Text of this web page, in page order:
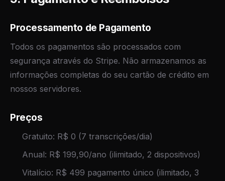
Processamento de Pagamento
Todos os pagamentos são processados com
segurança através do Stripe. Não armazenamos as
informações completas do seu cartão de crédito em
nossos servidores.
Preços
Gratuito: R$ 0 (7 transcrições/dia)
Anual: R$ 199,90/ano (ilimitado, 2 dispositivos)
Vitalício: R$ 499 pagamento único (ilimitado, 3